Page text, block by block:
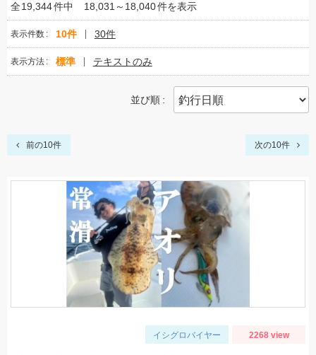
全19,344件中 18,031～18,040件を表示
表示件数 10件 30件
表示方法 標準 テキストのみ
並び順
前の10件 次の10件
イシグロバイヤー 2268 view